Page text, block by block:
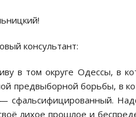
консультант:
в том округе Одессы, в
предвыборной борьбы, в
сфальсифицированный.
лихое прошлое и